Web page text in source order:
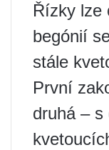
Řízky lze
begónií
stále
První
druhá –